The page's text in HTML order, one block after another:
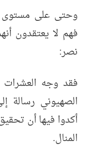
وحتى على
فهم لا يعتقدون
نصر:
فقد وجه
الصهيوني رسالة
أكدوا فيها أن
المنال.